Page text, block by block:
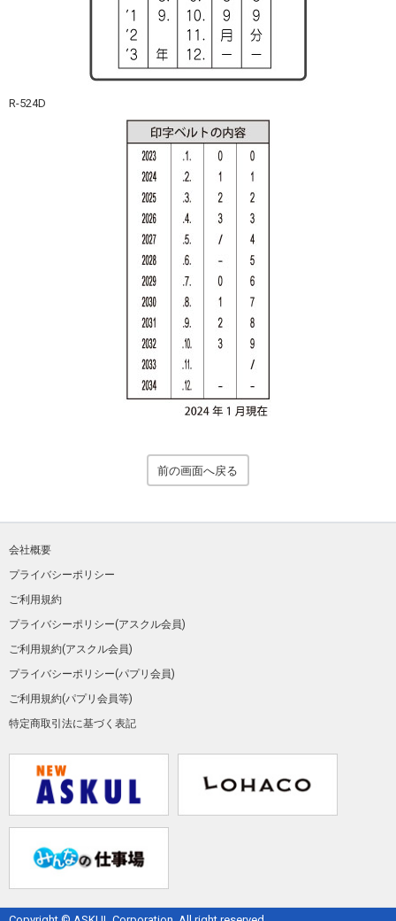
R-524D
前の画面へ戻る
会社概要
プライバシーポリシー
ご利用規約
プライバシーポリシー(アスクル会員)
ご利用規約(アスクル会員)
プライバシーポリシー(パプリ会員)
ご利用規約(パプリ会員等)
特定商取引法に基づく表記